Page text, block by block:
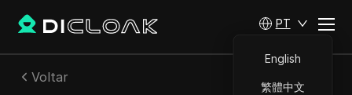
PT
English
繁體中文
Voltar